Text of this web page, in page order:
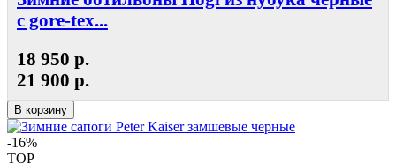
с gore-tex...
18 950 р.
21 900 р.
В корзину
-16%
TOP